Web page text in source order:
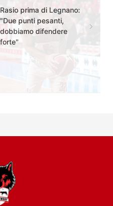
Rasio prima di Legnano:
"Due punti pesanti,
dobbiamo difendere
forte"